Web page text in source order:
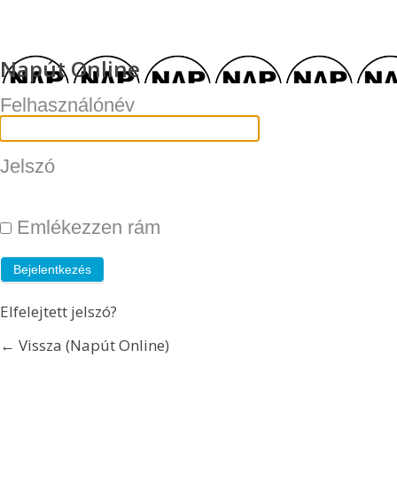
Napút Online
Felhasználónév
Jelszó
Emlékezzen rám
Elfelejtett jelszó?
← Vissza (Napút Online)